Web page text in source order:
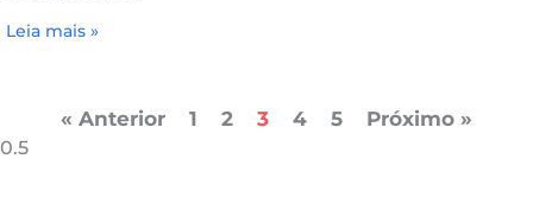
Leia mais »
« Anterior 1 2 3 4 5 Próximo »